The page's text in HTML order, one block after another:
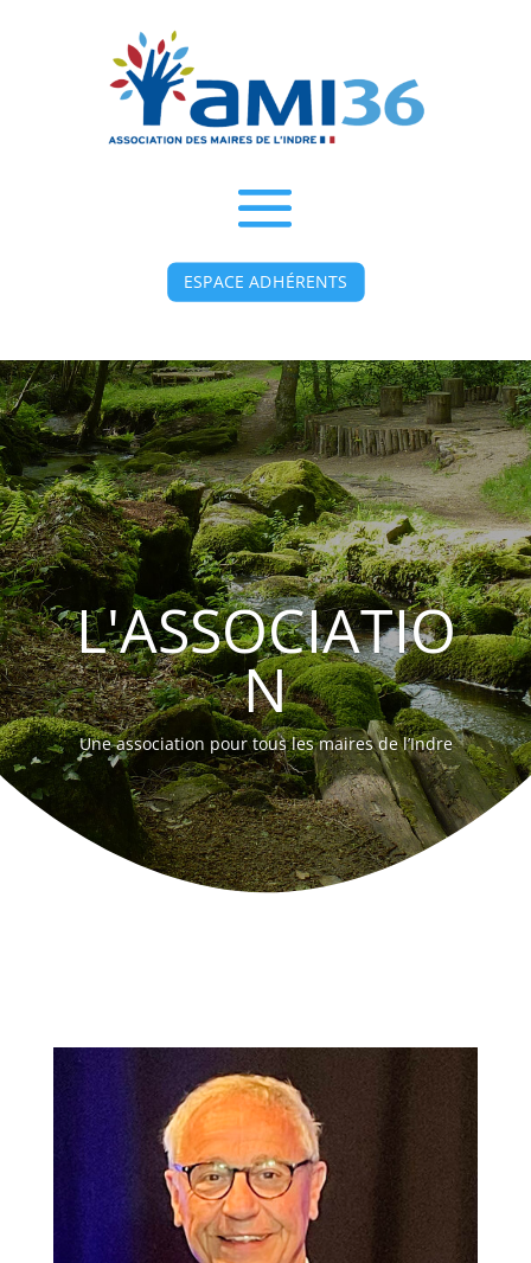
ESPACE ADHÉRENTS
L'ASSOCIATIO
N
Une association pour tous les maires de l’Indre